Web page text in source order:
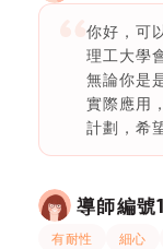
你好，可
理工大學
無論你是
實際應用
計劃，希
導師編號
有耐性 細心